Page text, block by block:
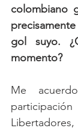
colombiano
gol suyo.
momento?
Me